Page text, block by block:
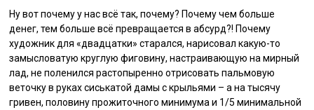
Ну вот почему у нас всё так, почему? Почему чем больше
денег, тем больше всё превращается в абсурд?! Почему
художник для «двадцатки» старался, нарисовал какую-то
замысловатую круглую фиговину, настраивающую на мирный
лад, не поленился растопыренно отрисовать пальмовую
веточку в руках сиськатой дамы с крыльями – а на тысячу
гривен, половину прожиточного минимума и 1/5 минимальной